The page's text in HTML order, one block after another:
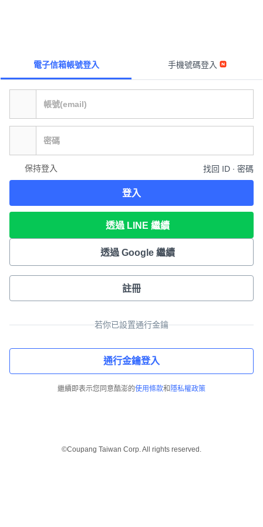
電子信箱帳號登入 手機號碼登入
保持登入 找回 ID ∙ 密碼
登入
透過 LINE 繼續
透過 Google 繼續
註冊
若你已設置通行金鑰
通行金鑰登入
繼續即表示您同意酷澎的使用條款和 隱私權政策
©Coupang Taiwan Corp. All rights reserved.